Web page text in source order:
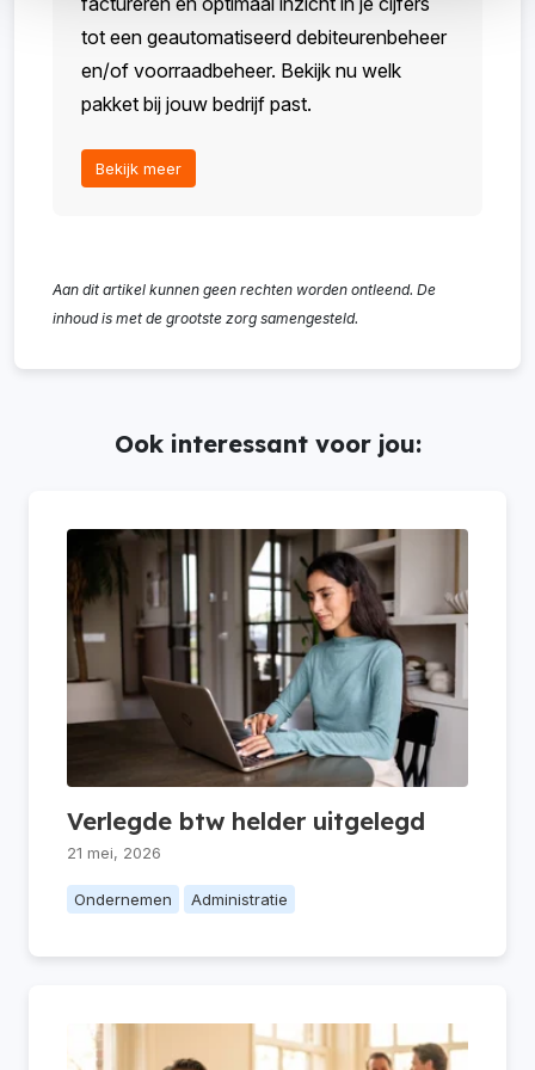
tot een geautomatiseerd debiteurenbeheer
en/of voorraadbeheer. Bekijk nu welk
pakket bij jouw bedrijf past.
Bekijk meer
Aan dit artikel kunnen geen rechten worden ontleend. De
inhoud is met de grootste zorg samengesteld.
Ook interessant voor jou:
Verlegde btw helder uitgelegd
21 mei, 2026
Ondernemen Administratie